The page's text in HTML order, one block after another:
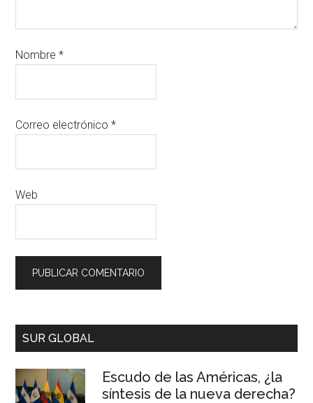
Nombre*
Correo electrónico*
Web
SUR GLOBAL
Escudo de las Américas, ¿la
síntesis de la nueva derecha?